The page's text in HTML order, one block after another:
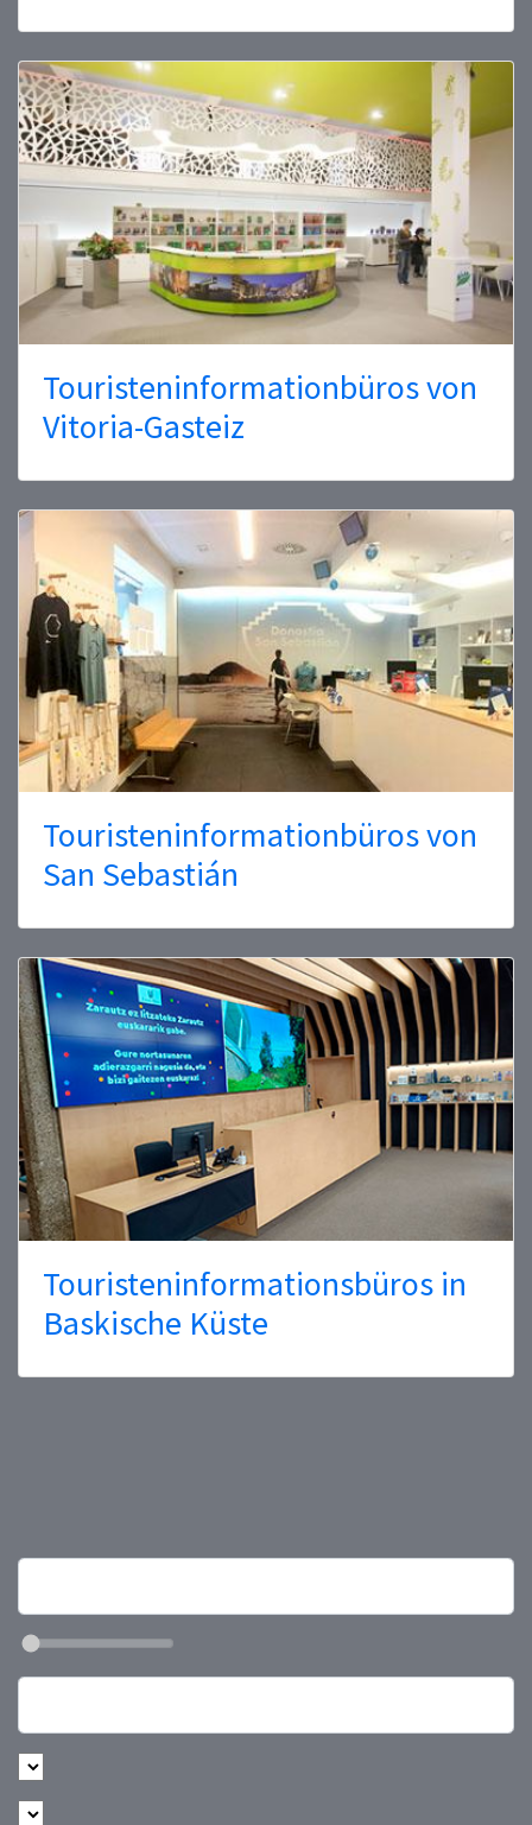
Touristeninformationbüros von
Vitoria-Gasteiz
Touristeninformationbüros von
San Sebastián
Touristeninformationsbüros in
Baskische Küste